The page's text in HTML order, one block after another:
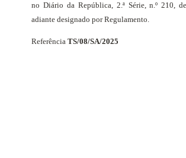
no Diário da República, 2.ª Série, n.º 210,
adiante designado por Regulamento.
ReferênciaTS/08/SA/2025